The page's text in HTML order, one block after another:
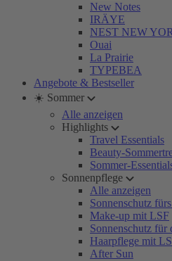
New Notes
IRÄYE
NEST NEW
Ouai
La Prairie
TYPEBEA
Angebote & Bestseller
☀️ Sommer
Alle anzeigen
Highlights
Travel Essentials
Beauty-
Sommer-
Sonnenpflege
Alle anzeigen
Sonnenschutz
Make-up mit LSF
Sonnenschutz für
Haarpflege mit
After Sun